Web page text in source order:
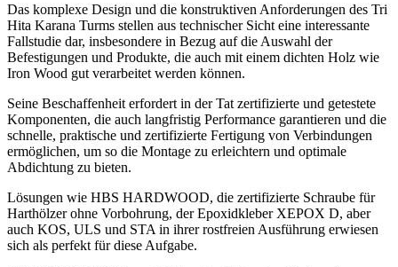
Das komplexe Design und die konstruktiven Anforderungen des Tri
Hita Karana Turms stellen aus technischer Sicht eine interessante
Fallstudie dar, insbesondere in Bezug auf die Auswahl der
Befestigungen und Produkte, die auch mit einem dichten Holz wie
Iron Wood gut verarbeitet werden können.
Seine Beschaffenheit erfordert in der Tat zertifizierte und getestete
Komponenten, die auch langfristig Performance garantieren und die
schnelle, praktische und zertifizierte Fertigung von Verbindungen
ermöglichen, um so die Montage zu erleichtern und optimale
Abdichtung zu bieten.
Lösungen wie HBS HARDWOOD, die zertifizierte Schraube für
Harthölzerohne Vorbohrung, derEpoxidkleber XEPOX D, aber
auch KOS, ULS und STA in ihrer rostfreien Ausführung erwiesen
sich als perfekt für diese Aufgabe.